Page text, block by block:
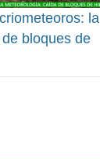
la
bloques de